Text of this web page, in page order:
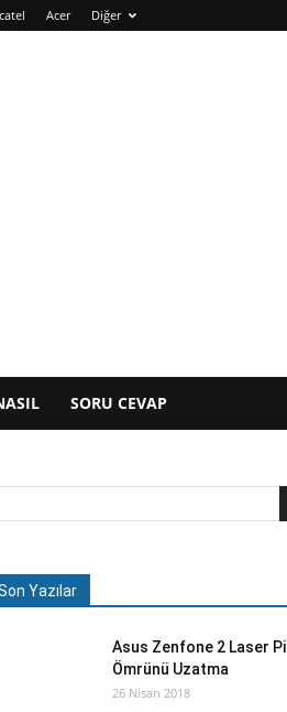
Acer Diğer
SORU CEVAP
Yazılar
Asus Zenfone 2 Laser Pil
Ömrünü Uzatma
26 Nisan 2018